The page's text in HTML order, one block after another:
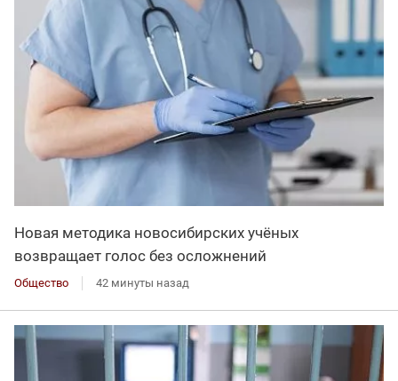
Новая методика новосибирских учёных
возвращает голос без осложнений
Общество 42 минуты назад